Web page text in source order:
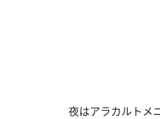
夜はアラカルトメ